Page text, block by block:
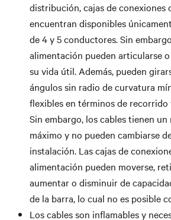
distribución, cajas de conexiones
encuentran disponibles
de 4 y 5 conductores. Sin
alimentación pueden articularse
su vida útil. Además, pueden
ángulos sin radio de curvatura
flexibles en términos de
Sin embargo, los cables tienen
máximo y no pueden cambiarse
instalación. Las cajas de
alimentación pueden moverse,
aumentar o disminuir de
de la barra, lo cual no es posible
Los cables son inflamables y